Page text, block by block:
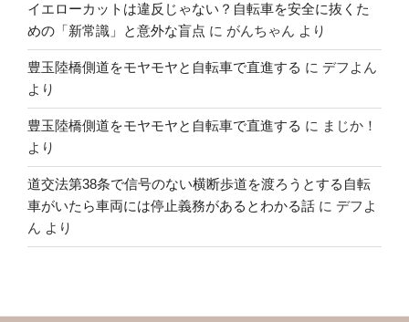
イエローカットは違反じゃない？自転車を安全に抜くた
めの「新常識」と意外な盲点 に がんちゃん より
豊玉陸橋側道をモヤモヤと自転車で直進する に デフよん
より
豊玉陸橋側道をモヤモヤと自転車で直進する に まじか！
より
道交法第38条で信号のない横断歩道を渡ろうとする自転
車がいたら車両には停止義務があるとわかる話 に デフよ
ん より